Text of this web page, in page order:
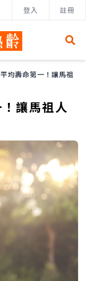
登入 註冊
均壽命第一！讓馬祖
讓馬祖人